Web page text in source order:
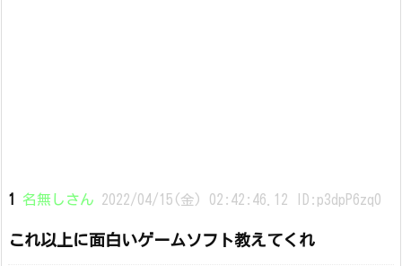
1 名無しさん 2022/04/15(金) 02:42:46.12 ID:p3dpP6zq0
これ以上に面白いゲームソフト教えてくれ